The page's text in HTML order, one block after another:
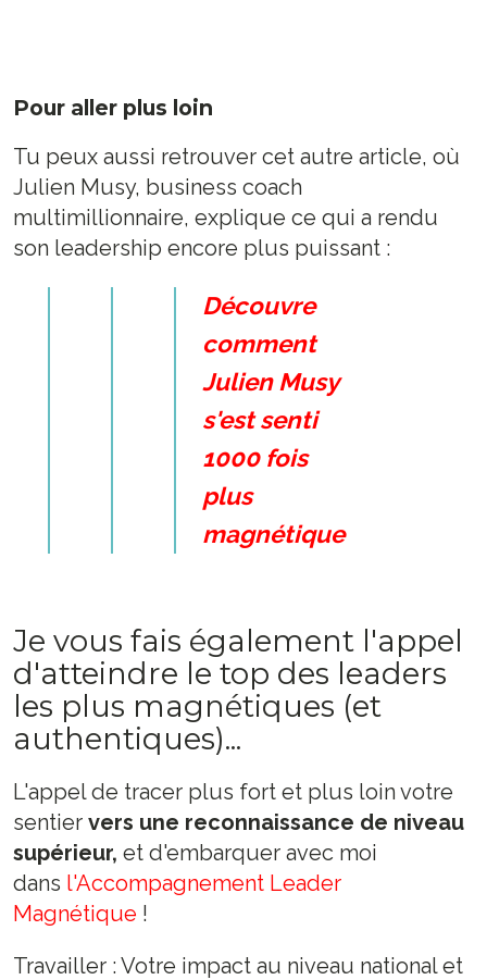
Pour aller plus loin
Tu peux aussi retrouver cet autre article, où
Julien Musy, business coach
multimillionnaire, explique ce qui a rendu
son leadership encore plus puissant :
Découvre
comment
Julien Musy
s'est senti
1000 fois
plus
magnétique
Je vous fais également l'appel
d'atteindre le top des leaders
les plus magnétiques (et
authentiques)...
L'appel de tracer plus fort et plus loin votre
sentiervers une reconnaissance de niveau
supérieur, et d'embarquer avec moi
dans l'Accompagnement Leader
Magnétique !
Travailler : Votre impact au niveau national et